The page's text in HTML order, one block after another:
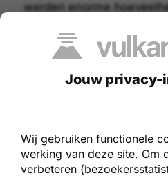
werden enorme
geblazen.
Rond zonsopkomst op
Wegen, bruggen en
omgeving raakten zwaar
Jouw
Wij gebruiken functionele
werking van deze site. Om
verbeteren